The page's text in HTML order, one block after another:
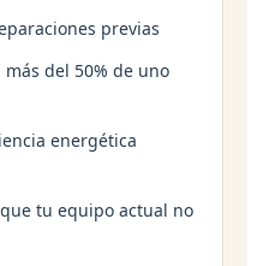
previas
del 50% de uno
energética
tu equipo actual no